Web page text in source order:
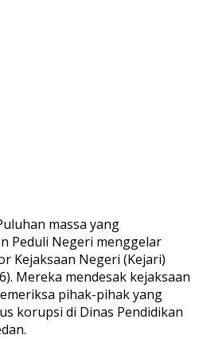
massa yang
Peduli Negeri menggelar
Kejaksaan Negeri (Kejari)
Mereka mendesak kejaksaan
pihak-pihak yang
korupsi di Dinas Pendidikan